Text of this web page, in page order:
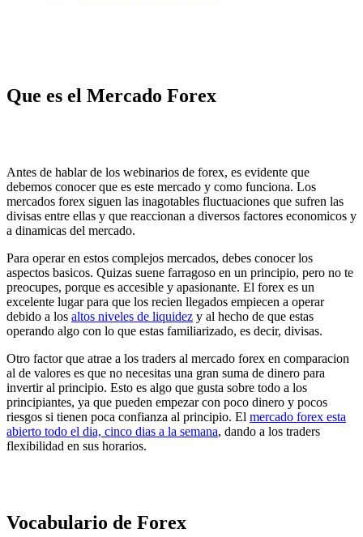
Que es el Mercado Forex
Antes de hablar de los webinarios de forex, es evidente que
debemos conocer que es este mercado y como funciona. Los
mercados forex siguen las inagotables fluctuaciones que sufren las
divisas entre ellas y que reaccionan a diversos factores economicos y
a dinamicas del mercado.
Para operar en estos complejos mercados, debes conocer los
aspectos basicos. Quizas suene farragoso en un principio, pero no te
preocupes, porque es accesible y apasionante. El forex es un
excelente lugar para que los recien llegados empiecen a operar
debido a los altos niveles de liquidez y al hecho de que estas
operando algo con lo que estas familiarizado, es decir, divisas.
Otro factor que atrae a los traders al mercado forex en comparacion
al de valores es que no necesitas una gran suma de dinero para
invertir al principio. Esto es algo que gusta sobre todo a los
principiantes, ya que pueden empezar con poco dinero y pocos
riesgos si tienen poca confianza al principio. El mercado forex esta
abierto todo el dia, cinco dias a la semana, dando a los traders
flexibilidad en sus horarios.
Vocabulario de Forex